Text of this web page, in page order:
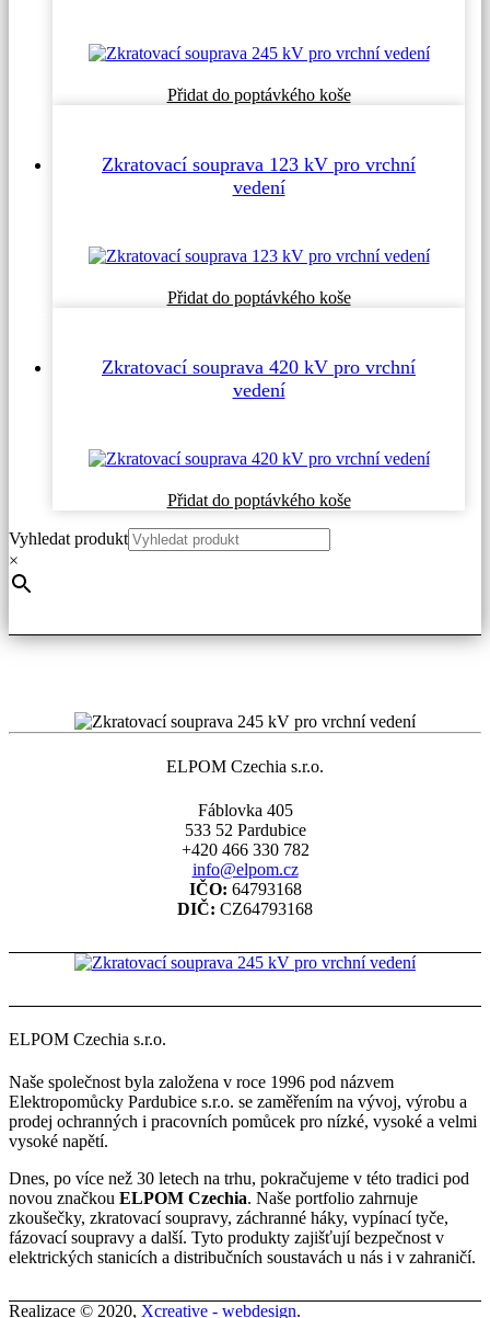
Přidat do poptávkého košeTento
variant.
na
produktu
Zkratovací souprava 123 kV pro vrchní
vedení
Přidat do poptávkého košeTento
variant.
na
produktu
Zkratovací souprava 420 kV pro vrchní
vedení
Přidat do poptávkého košeTento
vybrat
Vyhledat produkt
×
ELPOM Czechia s.r.o.
Fáblovka 405
533 52 Pardubice
+420 466 330 782
info@elpom.cz
IČO: 64793168
DIČ: CZ64793168
ELPOM Czechia s.r.o.
Naše společnost byla založena v roce 1996 pod názvem
Elektropomůcky Pardubice s.r.o. se zaměřením na vývoj, výrobu a
prodej ochranných i pracovních pomůcek pro nízké, vysoké a velmi
vysoké napětí.
Dnes, po více než 30 letech na trhu, pokračujeme v této tradici pod
novou značkou ELPOM Czechia. Naše portfolio zahrnuje
zkoušečky, zkratovací soupravy, záchranné háky, vypínací tyče,
fázovací soupravy a další. Tyto produkty zajišťují bezpečnost v
elektrických stanicích a distribučních soustavách u nás i v zahraničí.
Realizace © 2020, Xcreative - webdesign.